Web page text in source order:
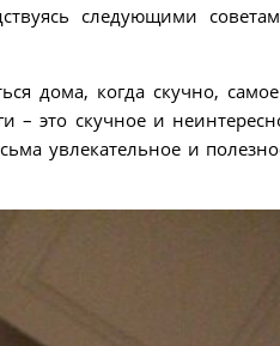
следующими
дома, когда скучно,
– это скучное и
увлекательное и